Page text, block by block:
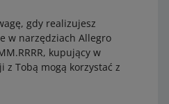
gdy realizujesz
w narzędziach Allegro
kupujący w
Tobą mogą korzystać z